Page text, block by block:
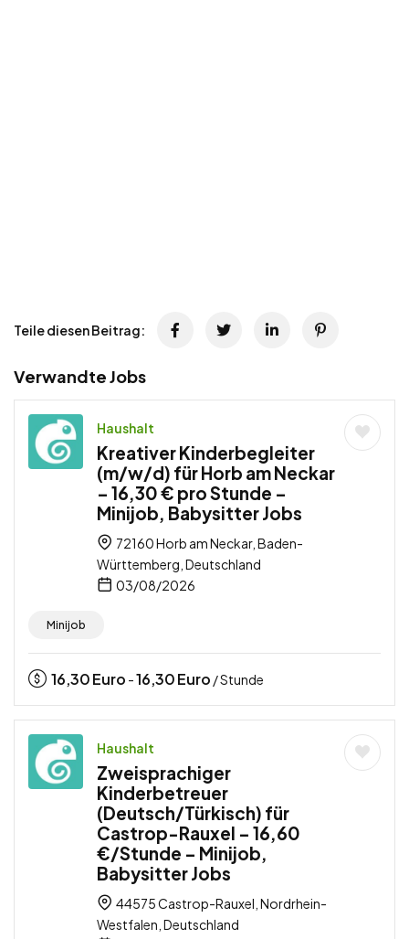
Teile diesen Beitrag:
Verwandte Jobs
Haushalt
Kreativer Kinderbegleiter
(m/w/d) für Horb am Neckar
– 16,30 € pro Stunde –
Minijob, Babysitter Jobs
72160 Horb am Neckar, Baden-
Württemberg, Deutschland
03/08/2026
Minijob
16,30Euro -16,30Euro / Stunde
Haushalt
Zweisprachiger
Kinderbetreuer
(Deutsch/Türkisch) für
Castrop-Rauxel – 16,60
€/Stunde – Minijob,
Babysitter Jobs
44575 Castrop-Rauxel, Nordrhein-
Westfalen, Deutschland